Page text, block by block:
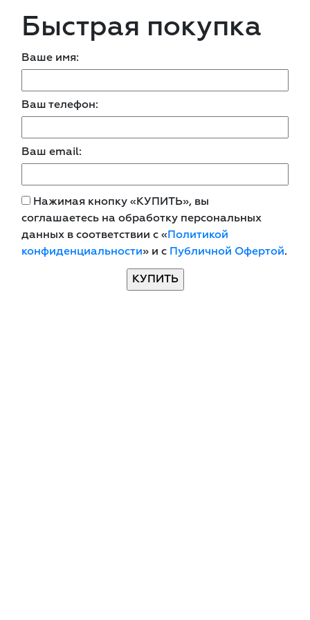
Быстрая покупка
Ваше имя:
Ваш телефон:
Ваш email:
Нажимая кнопку «КУПИТЬ», вы
соглашаетесь на обработку персональных
данных в соответствии с «Политикой
конфиденциальности» и с Публичной Офертой.